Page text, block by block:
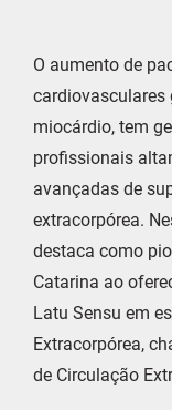
O aumento de
cardiovasculares
miocárdio, tem
profissionais
avançadas de
extracorpórea.
destaca como
Catarina ao
Latu Sensu em
Extracorpórea,
de Circulação